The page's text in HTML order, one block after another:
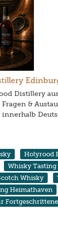
Distillery
&
Holyrood
Whisky Tasting
Whisky
Heimathaven
Fortgeschrittene